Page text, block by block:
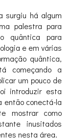
surgiu há algum
palestra para
quântica para
e em várias
quântica,
começando a
um pouco de
introduzir esta
então conectá-la
mostrar como
inusitados
nesta área.